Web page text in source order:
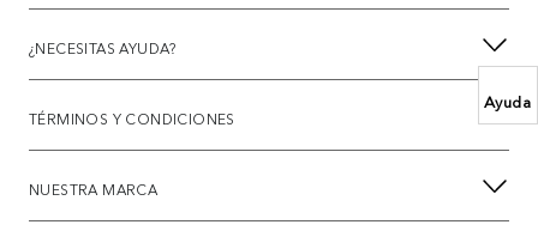
Ayuda
¿NECESITAS AYUDA?
TÉRMINOS Y CONDICIONES
NUESTRA MARCA